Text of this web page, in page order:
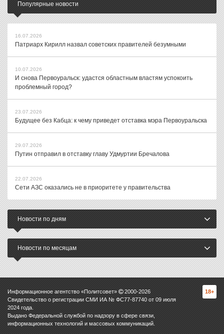
Популярные новости
16.07.2026
Патриарх Кирилл назвал советских правителей безумными
10.07.2026
И снова Первоуральск: удастся областным властям успокоить
проблемный город?
23.07.2026
Будущее без Кабца: к чему приведет отставка мэра Первоуральска
29.07.2026
Путин отправил в отставку главу Удмуртии Бречалова
22.07.2026
Сети АЗС оказались не в приоритете у правительства
Новости по дням
Новости по месяцам
Информационное агентство «Политсовет» 2000-2026
Свидетельство о регистрации СМИ ИА № ФС77-87740 от 09 июля
2024 года.
Выдано Федеральной службой по надзору в сфере связи,
информационных технологий и массовых коммуникаций.
18+